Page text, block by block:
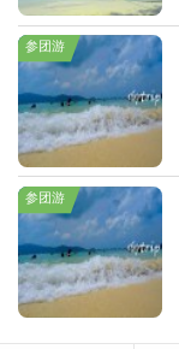
参团游
参团游